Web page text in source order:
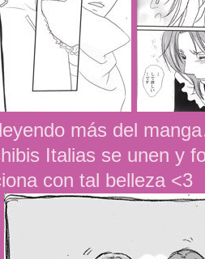
más del
Italias se unen y
con tal belleza <3